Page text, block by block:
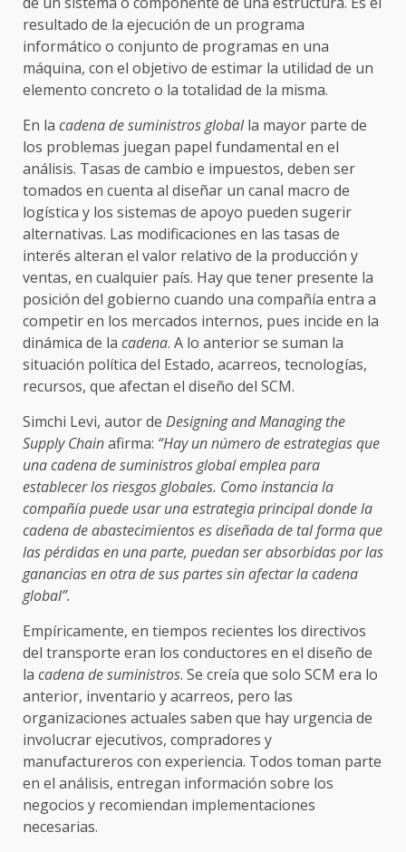
resultado de la ejecución de un programa
informático o conjunto de programas en una
máquina, con el objetivo de estimar la utilidad de un
elemento concreto o la totalidad de la misma.
En la cadena de suministrosgloballa mayor parte de
los problemas juegan papel fundamental en el
análisis. Tasas de cambio e impuestos, deben ser
tomados en cuenta al diseñar un canal macro de
logística y los sistemas de apoyo pueden sugerir
alternativas. Las modificaciones en las tasas de
interés alteran el valor relativo de la producción y
ventas, en cualquier país. Hay que tener presente la
posición del gobierno cuando una compañía entra a
competir en los mercados internos, pues incide en la
dinámica de la cadena. A lo anterior se suman la
situación política del Estado, acarreos, tecnologías,
recursos, que afectan el diseño del SCM.
Simchi Levi, autor de Designing and Managing the
Supply Chainafirma: “Hay un número de estrategias que
una cadena de suministros global emplea para
establecer los riesgos globales. Como instancia la
compañía puede usar una estrategia principal donde la
cadena de abastecimientos es diseñada de tal forma que
las pérdidas en una parte, puedan ser absorbidas por las
ganancias en otra de sus partes sin afectar la cadena
global”.
Empíricamente, en tiempos recientes los directivos
del transporte eran los conductores en el diseño de
la cadena de suministros. Se creía que solo SCM era lo
anterior, inventario y acarreos, pero las
organizaciones actuales saben que hay urgencia de
involucrar ejecutivos, compradores y
manufactureros con experiencia. Todos toman parte
en el análisis, entregan información sobre los
negocios y recomiendan implementaciones
necesarias.